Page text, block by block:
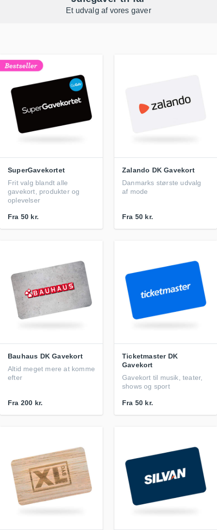
Et udvalg af vores gaver
SuperGavekortet
Frit valg blandt alle
gavekort, produkter og
oplevelser
Fra 50 kr.
Zalando DK Gavekort
Danmarks største udvalg
af mode
Fra 50 kr.
Bauhaus DK Gavekort
Altid meget mere at komme
efter
Fra 200 kr.
Ticketmaster DK
Gavekort
Gavekort til musik, teater,
shows og sport
Fra 50 kr.